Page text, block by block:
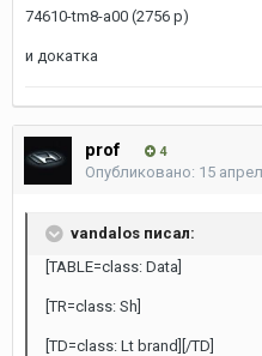
74610-tm8-a00 (2756 р)
и докатка
prof 4
Опубликовано: 15
vandalos писал:
[TABLE=class: Data]
[TR=class: Sh]
[TD=class: Lt brand][/TD]